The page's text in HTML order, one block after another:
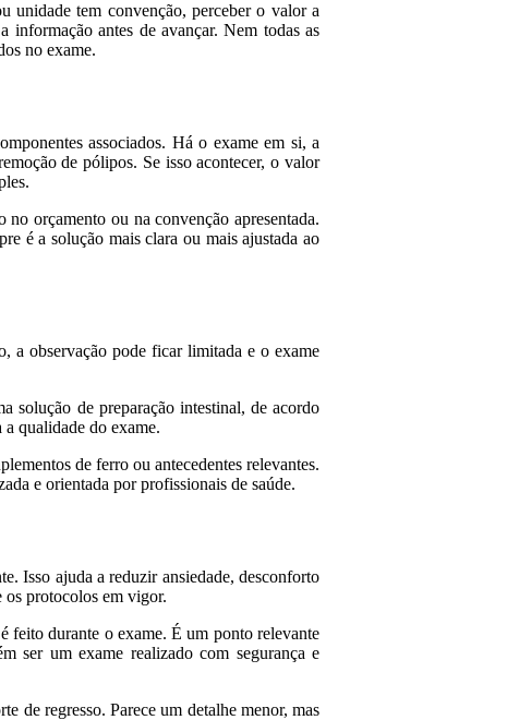
unidade tem convenção, perceber o valor a
antes de avançar. Nem todas as
no exame.
associados. Há o exame em si, a
de pólipos. Se isso acontecer, o valor
orçamento ou na convenção apresentada.
é a solução mais clara ou mais ajustada ao
a observação pode ficar limitada e o exame
solução de preparação intestinal, de acordo
qualidade do exame.
de ferro ou antecedentes relevantes.
e orientada por profissionais de saúde.
Isso ajuda a reduzir ansiedade, desconforto
os protocolos em vigor.
feito durante o exame. É um ponto relevante
ser um exame realizado com segurança e
de regresso. Parece um detalhe menor, mas